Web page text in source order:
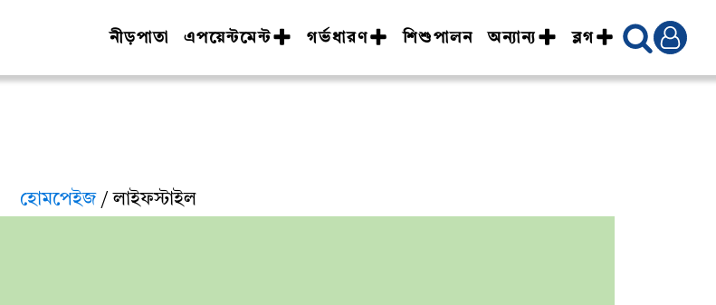
নীড়পাতা এপয়েন্টমেন্ট গর্ভধারণ শিশুপালন অন্যান্য ব্লগ
হোমপেইজ/ লাইফস্টাইল